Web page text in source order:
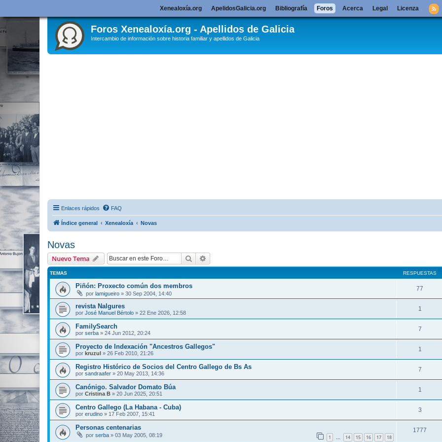
Foros Xenealoxía.org - Apellidos de Galicia
Intercambio de información sobre historia familiar y apellidos de Galicia
Enlaces rápidos FAQ
Índice general Xenealoxía Novas
Novas
Nuevo Tema Buscar
TEMAS RESPUESTAS
Piñón: Proxecto común dos membros
por lamigueiro » 30 Sep 2004, 14:40
77
revista Nalgures
por José Manuel Bértolo » 22 Ene 2026, 12:58
1
FamilySearch
por serba » 24 Jun 2012, 20:24
7
Proyecto de Indexación "Ancestros Gallegos"
por kruzul » 26 Feb 2010, 21:26
1
Registro Histórico de Socios del Centro Gallego de Bs As
por sandraafer » 20 May 2013, 14:36
7
Canónigo. Salvador Domato Búa
por Cristina B » 20 Jun 2025, 20:51
1
Centro Gallego (La Habana - Cuba)
por erudino » 17 Feb 2007, 15:41
3
Personas centenarias
por serba » 03 May 2005, 08:19 1 … 14 15 16 17 18
1777
Xenealoxía.org ApelidosGalicia.org Bibliografía Foros Acerca Legal Licenza